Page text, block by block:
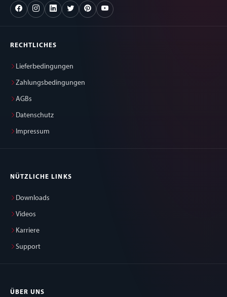
RECHTLICHES
Lieferbedingungen
Zahlungsbedingungen
AGBs
Datenschutz
Impressum
NÜTZLICHE LINKS
Downloads
Videos
Karriere
Support
ÜBER UNS